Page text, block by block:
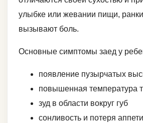
улыбке или жевании пищи,
вызывают боль.
Основные симптомы заед у
появление пузырчатых
повышенная температура
зуд в области вокруг губ
сонливость и потеря